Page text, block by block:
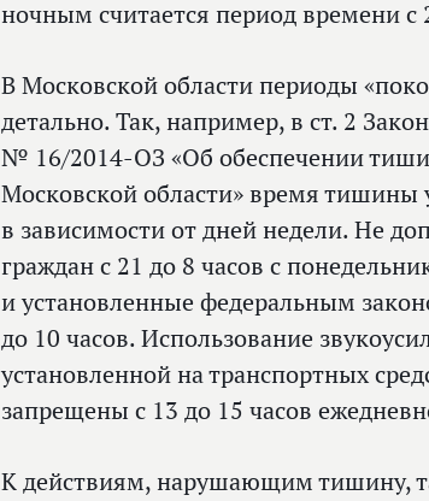
ночным считается период времени с
В Московской области периоды
детально. Так, например, в ст. 2
№ 16/2014-ОЗ «Об обеспечении
Московской области» время тишины
в зависимости от дней недели. Не
граждан с 21 до 8 часов с
и установленные федеральным
до 10 часов. Использование
установленной на транспортных
запрещены с 13 до 15 часов
К действиям, нарушающим тишину,